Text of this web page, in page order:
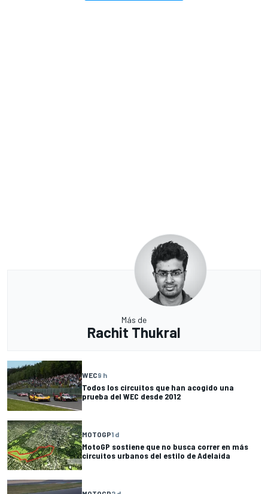
Más de
Rachit Thukral
WEC9 h
Todos los circuitos que han acogido una
prueba del WEC desde 2012
MOTOGP1 d
MotoGP sostiene que no busca correr en más
circuitos urbanos del estilo de Adelaida